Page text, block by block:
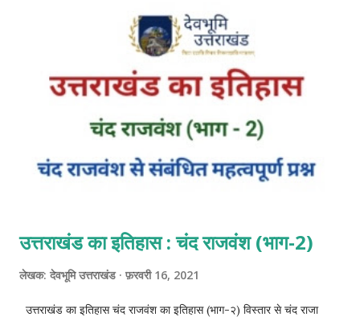
गोरखाओं द्वारा लागू बन्दोबस्त को अंग्रेजों ने स्वीकार नहीं किया। ब्रिटिश काल में
भूमि को कुमाऊं में थात कहा जाता था। और कृषक को थातवान कहा जाता था। जहां
पूरे भारत में स्थायी बंदोबस्त, रैयतवाड़ी बंदोबस्त और महालवाड़ी बंदोबस्त व्यवस्था
लागू थी। वही ब्रिटिश अधिकारियों ...
उत्तराखंड का इतिहास : चंद राजवंश (भाग-2)
लेखक: देवभूमि उत्तराखंड फ़रवरी 16, 2021
उत्तराखंड का इतिहास चंद राजवंश का इतिहास (भाग-२) विस्तार से चंद राजा